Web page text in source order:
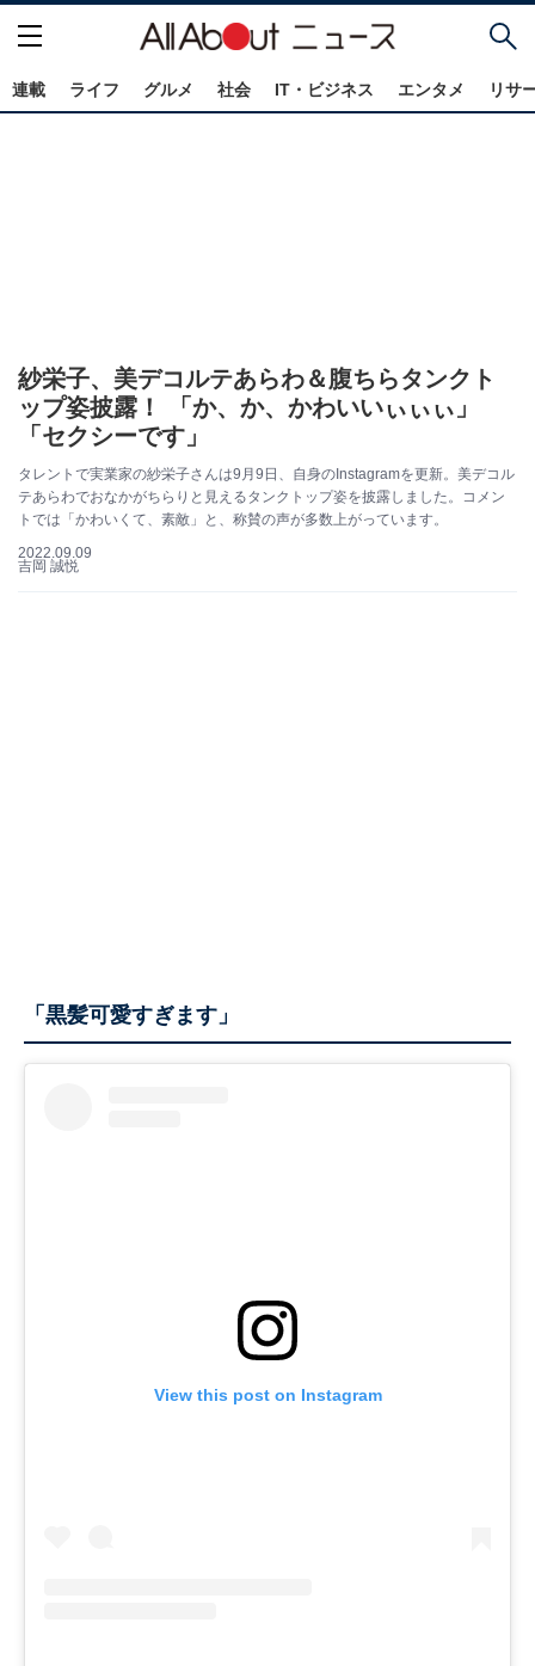
連載 ライフ グルメ 社会 IT・ビジネス エンタメ リサ
紗栄子、美デコルテあらわ＆腹ちらタンクト
ップ姿披露！ 「か、か、かわいいぃぃぃ」
「セクシーです」
タレントで実業家の紗栄子さんは9月9日、自身のInstagramを更新。美デコル
テあらわでおなかがちらりと見えるタンクトップ姿を披露しました。コメン
トでは「かわいくて、素敵」と、称賛の声が多数上がっています。
2022.09.09
吉岡 誠悦
「黒髪可愛すぎます」
View this post on Instagram